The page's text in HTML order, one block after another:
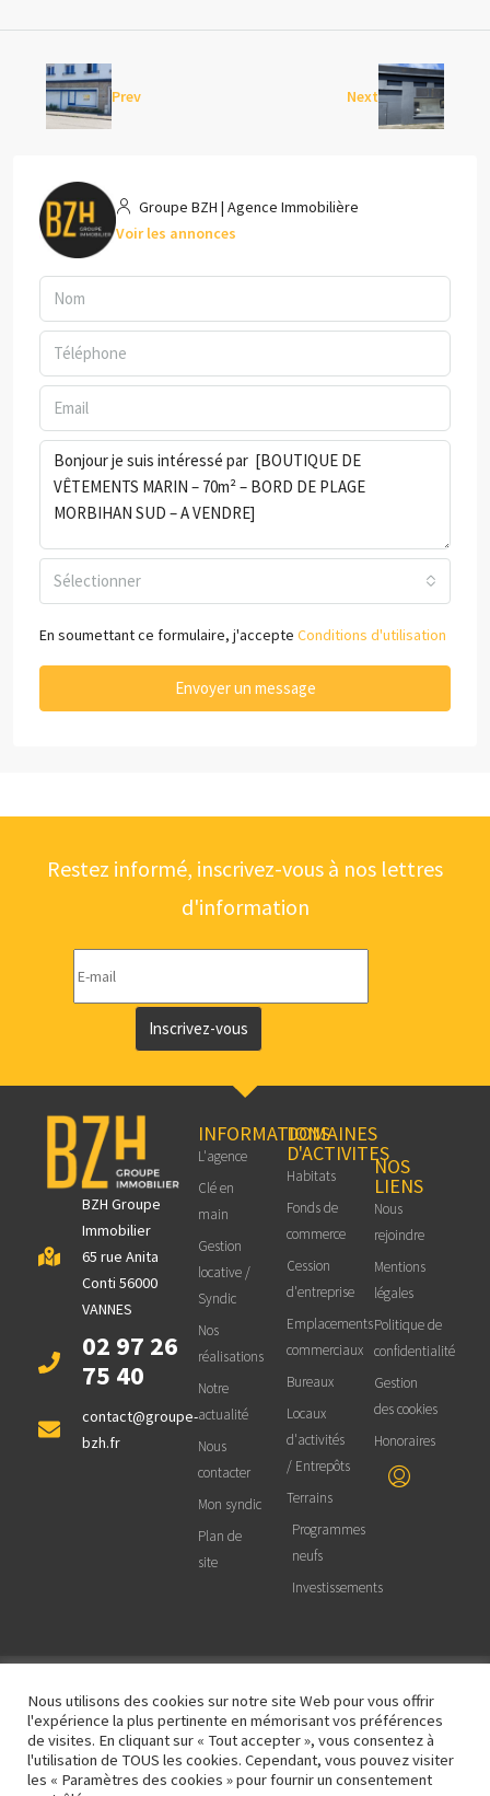
Prev Next
Groupe BZH | Agence Immobilière
Voir les annonces
Sélectionner
En soumettant ce formulaire, j'accepte Conditions d'utilisation
Envoyer un message
Restez informé, inscrivez-vous à nos lettres
d'information
Inscrivez-vous
BZH Groupe
Immobilier
65 rue Anita
Conti 56000
VANNES
02 97 26
75 40
contact@groupe-
bzh.fr
INFORMATIONS
L'agence
Clé en
main
Gestion
locative /
Syndic
Nos
réalisations
Notre
actualité
Nous
contacter
Mon syndic
Plan de
site
DOMAINES
D'ACTIVITES
Habitats
Fonds de
commerce
Cession
d'entreprise
Emplacements
commerciaux
Bureaux
Locaux
d'activités
/ Entrepôts
Terrains
Programmes
neufs
Investissements
NOS
LIENS
Nous
rejoindre
Mentions
légales
Politique de
confidentialité
Gestion
des cookies
Honoraires
© 2025 BZH Groupe Immobilier - Site
réalisé et maintenu par OCTOPROD |
Informatique et Web
Nous utilisons des cookies sur notre site Web pour vous offrir
l'expérience la plus pertinente en mémorisant vos préférences
de visites. En cliquant sur « Tout accepter », vous consentez à
l'utilisation de TOUS les cookies. Cependant, vous pouvez visiter
les « Paramètres des cookies » pour fournir un consentement